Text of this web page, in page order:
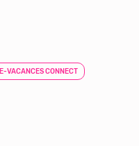
VACANCES CONNECT